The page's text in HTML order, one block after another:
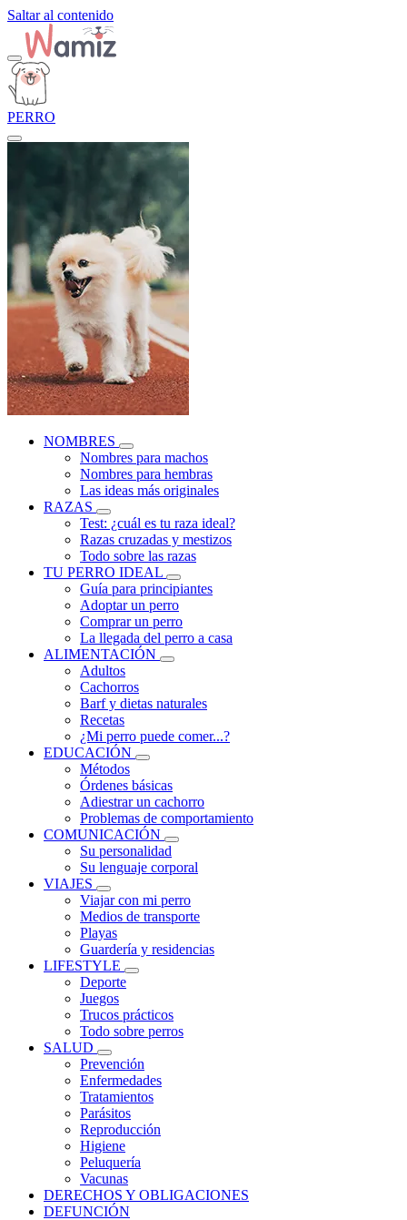
Saltar al contenido
PERRO
NOMBRES
Nombres para machos
Nombres para hembras
Las ideas más originales
RAZAS
Test: ¿cuál es tu raza ideal?
Razas cruzadas y mestizos
Todo sobre las razas
TU PERRO IDEAL
Guía para principiantes
Adoptar un perro
Comprar un perro
La llegada del perro a casa
ALIMENTACIÓN
Adultos
Cachorros
Barf y dietas naturales
Recetas
¿Mi perro puede comer...?
EDUCACIÓN
Métodos
Órdenes básicas
Adiestrar un cachorro
Problemas de comportamiento
COMUNICACIÓN
Su personalidad
Su lenguaje corporal
VIAJES
Viajar con mi perro
Medios de transporte
Playas
Guardería y residencias
LIFESTYLE
Deporte
Juegos
Trucos prácticos
Todo sobre perros
SALUD
Prevención
Enfermedades
Tratamientos
Parásitos
Reproducción
Higiene
Peluquería
Vacunas
DERECHOS Y OBLIGACIONES
DEFUNCIÓN